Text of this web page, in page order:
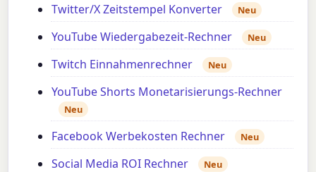
Twitter/X Zeitstempel Konverter Neu
YouTube Wiedergabezeit-Rechner Neu
Twitch Einnahmenrechner Neu
YouTube Shorts Monetarisierungs-Rechner
Neu
Facebook Werbekosten Rechner Neu
Social Media ROI Rechner Neu